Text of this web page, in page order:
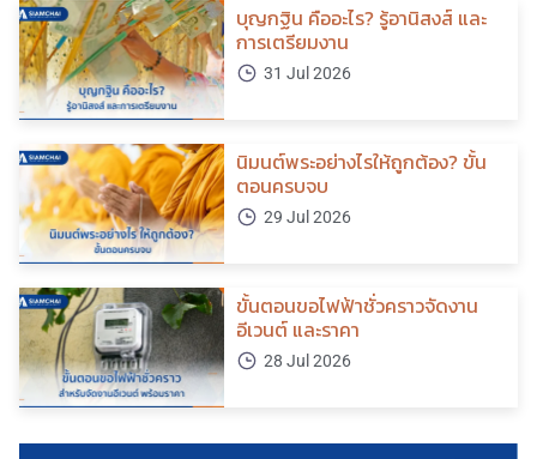
บุญกฐิน คืออะไร? รู้อานิสงส์ และ
การเตรียมงาน
31 Jul 2026
นิมนต์พระอย่างไรให้ถูกต้อง? ขั้น
ตอนครบจบ
29 Jul 2026
ขั้นตอนขอไฟฟ้าชั่วคราวจัดงาน
อีเวนต์ และราคา
28 Jul 2026